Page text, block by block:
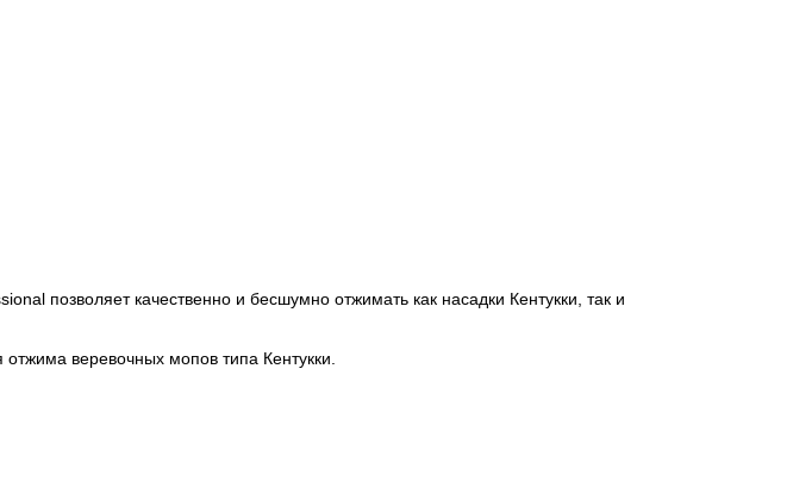
позволяет качественно и бесшумно отжимать как насадки Кентукки, так и
веревочных мопов типа Кентукки.